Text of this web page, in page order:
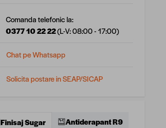
Comanda telefonic la:
0377 10 22 22(L-V: 08:00 - 17:00)
Chat pe Whatsapp
Solicita postare in SEAP/SICAP
Finisaj Sugar
Antiderapant R9